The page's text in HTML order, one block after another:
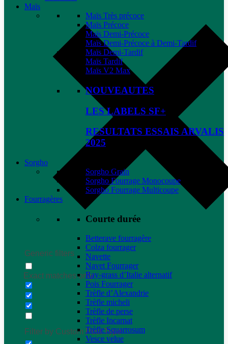
Generic filters
Exact matches only
Filter by Custom Post Type
Maïs
Maïs Très précoce
Maïs Précoce
Maïs Demi-Précoce
Maïs Demi-Précoce à Demi-Tardif
Maïs Demi-Tardif
Maïs Tardif
Maïs V2 Max
NOUVEAUTES
LES LABELS SF+
RESULTATS ESSAIS ARVALIS
2025
Sorgho
Sorgho Grain
Sorgho Fourrage Monocoupe
Sorgho Fourrage Multicoupe
Fourragères
Courte durée
Betterave fourragère
Colza fourrager
Navette
Navet Fourrager
Ray-grass d’Italie alternatif
Pois Fourrager
Trèfle d’Alexandrie
Trèfle micheli
Trèfle de perse
Trèfle Incarnat
Trèfle Squarrosum
Vesce velue